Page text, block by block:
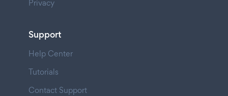
Privacy
Support
Help Center
Tutorials
Contact Support